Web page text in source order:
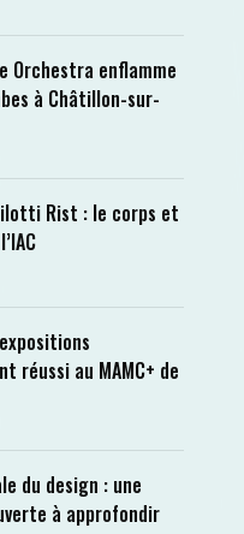
Orchestra enflamme
à Châtillon-sur-
Rist : le corps et
réussi au MAMC+ de
du design : une
à approfondir